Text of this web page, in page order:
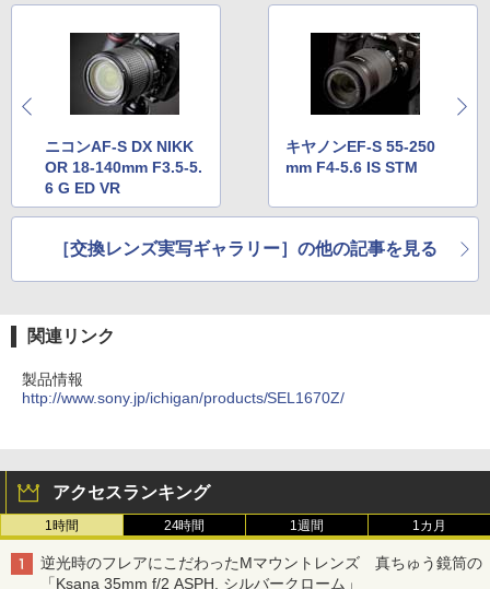
ニコンAF-S DX NIKK
OR 18-140mm F3.5-5.
6 G ED VR
キヤノンEF-S 55-250
mm F4-5.6 IS STM
［交換レンズ実写ギャラリー］の他の記事を見る
関連リンク
製品情報
http://www.sony.jp/ichigan/products/SEL1670Z/
アクセスランキング
1時間 24時間 1週間 1カ月
逆光時のフレアにこだわったMマウントレンズ 真ちゅう鏡筒の
「Ksana 35mm f/2 ASPH. シルバークローム」